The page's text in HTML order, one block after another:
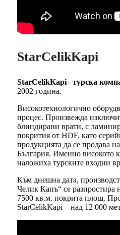
StarCelikKapi
StarCelikKapi– турска
2002 година.
Високотехнологично
процес. Произвежда
блиндирани врати, с
покрития от HDF, като
продукцията да се продава
България. Именно високото
наложиха турските входни
Към днешна дата,
Челик Капъ“ се разпростира
7500 кв.м. покрита площ.
StarCelikKapi – над 12 000